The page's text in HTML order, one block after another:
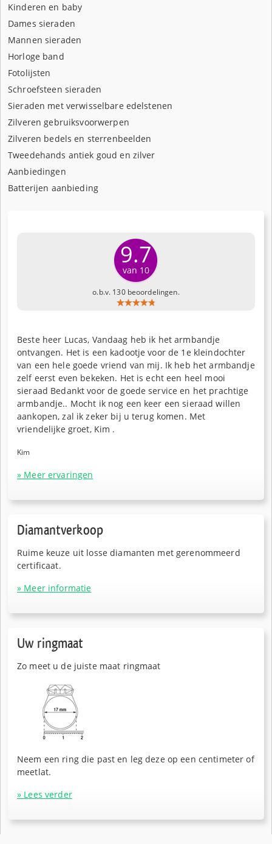
Kinderen en baby
Dames sieraden
Mannen sieraden
Horloge band
Fotolijsten
Schroefsteen sieraden
Sieraden met verwisselbare edelstenen
Zilveren gebruiksvoorwerpen
Zilveren bedels en sterrenbeelden
Tweedehands antiek goud en zilver
Aanbiedingen
Batterijen aanbieding
9.7
van 10
o.b.v. 130 beoordelingen.
Beste heer Lucas, Vandaag heb ik het armbandje
ontvangen. Het is een kadootje voor de 1e kleindochter
van een hele goede vriend van mij. Ik heb het armbandje
zelf eerst even bekeken. Het is echt een heel mooi
sieraad Bedankt voor de goede service en het prachtige
armbandje.. Mocht ik nog een keer een sieraad willen
aankopen, zal ik zeker bij u terug komen. Met
vriendelijke groet, Kim .
Kim
» Meer ervaringen
Diamantverkoop
Ruime keuze uit losse diamanten met gerenommeerd
certificaat.
» Meer informatie
Uw ringmaat
Zo meet u de juiste maat ringmaat
Neem een ring die past en leg deze op een centimeter of
meetlat.
» Lees verder